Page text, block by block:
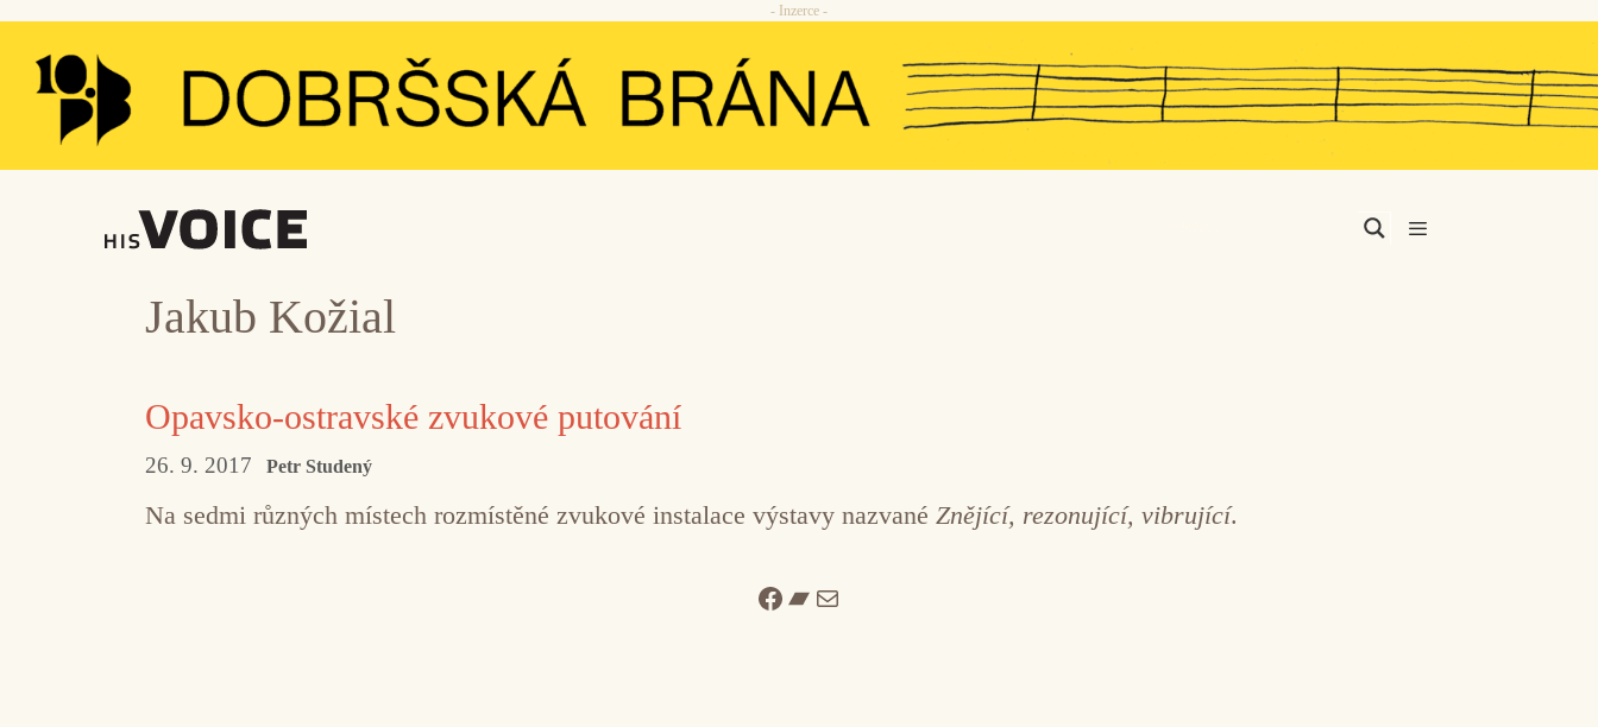
Přeskočit
obsah
- Inzerce -
Jakub Kožial
Opavsko-ostravské zvukové putování
26. 9. 2017 Petr Studený
Na sedmi různých místech rozmístěné zvukové instalace výstavy nazvané Znějící, rezonující, vibrující.
Facebook
Bandcamp
Mail